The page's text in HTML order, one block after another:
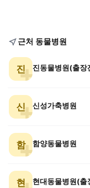
근처 동물병원
진 진동물병원(출장
신 신성가축병원
함 함양동물병원
현 현대동물병원(출